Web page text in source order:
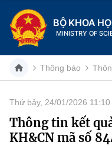
BỘ KHOA
MINISTRY OF
Danh mục
Trang chủ
Thông báo
Thứ bảy, 24/01/2026 11:10
Thông tin kết
KH&CN mã số